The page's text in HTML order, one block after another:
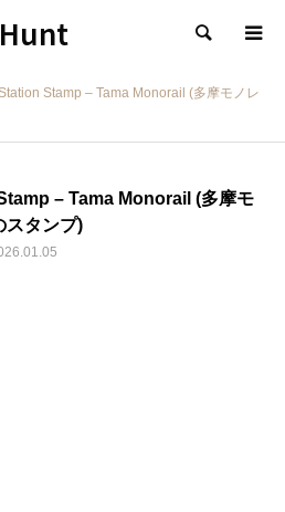
検索
Stamp – Tama Monorail (多摩モノレ
– Tama Monorail (多摩モ
スタンプ)